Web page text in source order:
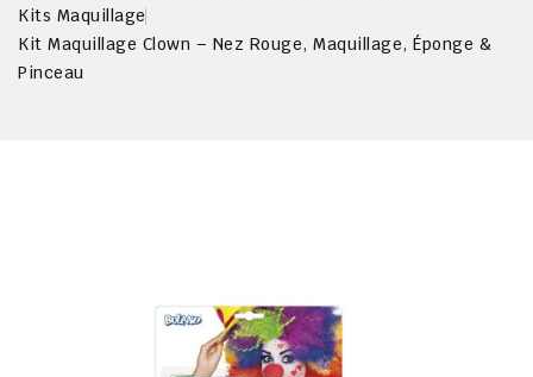
Kits Maquillage
Kit Maquillage Clown – Nez Rouge, Maquillage, Éponge &
Pinceau